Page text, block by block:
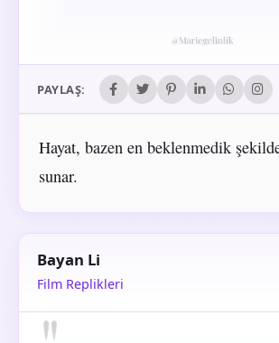
PAYLAŞ:
Hayat, bazen en beklenmedik
sunar.
Bayan Li
Film Replikleri